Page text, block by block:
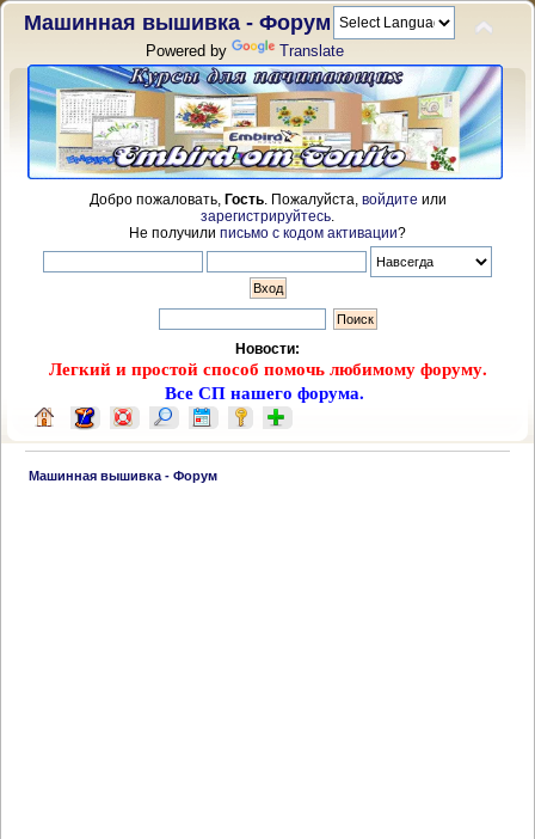
Машинная вышивка - Форум
Powered by Translate
Добро пожаловать, Гость. Пожалуйста, войдите или
зарегистрируйтесь
Не получили письмо с кодом активации?
Новости:
Легкий и простой способ помочь любимому форуму.
Все СП нашего форума.
Машинная вышивка - Форум